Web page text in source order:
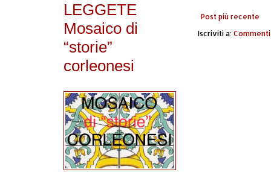
Post più recente
Iscriviti a:
LEGGETE
Mosaico di
“storie”
corleonesi